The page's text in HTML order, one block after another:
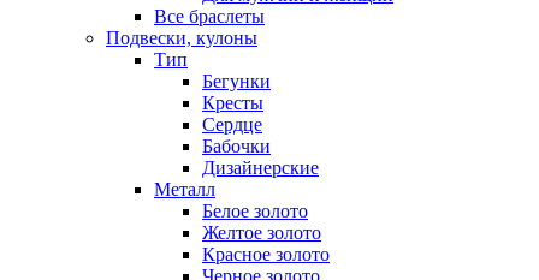
Все браслеты
Подвески, кулоны
Тип
Бегунки
Кресты
Сердце
Бабочки
Дизайнерские
Металл
Белое золото
Желтое золото
Красное золото
Черное золото